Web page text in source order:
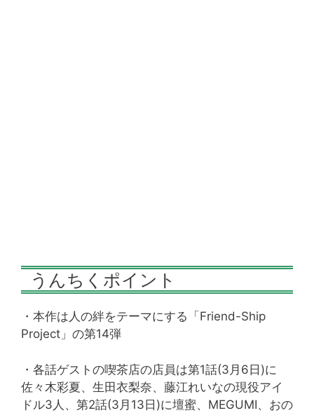
うんちくポイント
・本作は人の絆をテーマにする「Friend-Ship
Project」の第14弾
・各話ゲストの喫茶店の店員は第1話(3月6日)に
佐々木彩夏、生田衣梨奈、藤江れいなの現役アイ
ドル3人、第2話(3月13日)に壇蜜、MEGUMI、おの